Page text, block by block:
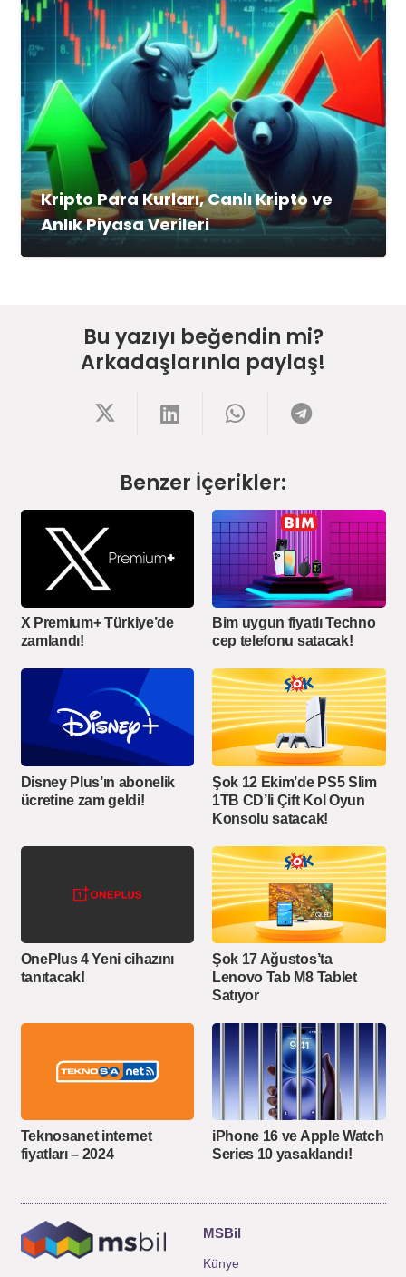
Kripto Para Kurları, Canlı Kripto ve
Anlık Piyasa Verileri
Bu yazıyı beğendin mi?
Arkadaşlarınla paylaş!
Benzer İçerikler:
X Premium+ Türkiye’de
zamlandı!
Bim uygun fiyatlı Techno
cep telefonu satacak!
Disney Plus’ın abonelik
ücretine zam geldi!
Şok 12 Ekim’de PS5 Slim
1TB CD’li Çift Kol Oyun
Konsolu satacak!
OnePlus 4 Yeni cihazını
tanıtacak!
Şok 17 Ağustos’ta
Lenovo Tab M8 Tablet
Satıyor
Teknosanet internet
fiyatları – 2024
iPhone 16 ve Apple Watch
Series 10 yasaklandı!
MSBil
Künye